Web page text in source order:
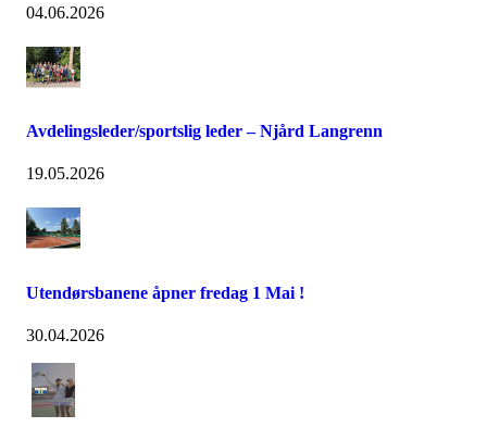
04.06.2026
Avdelingsleder/sportslig leder – Njård Langrenn
19.05.2026
Utendørsbanene åpner fredag 1 Mai !
30.04.2026